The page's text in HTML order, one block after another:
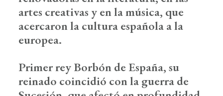
artes creativas y en la música, que
acercaron la cultura española a la
europea.
Primer rey Borbón de España, su
reinado coincidió con la guerra de